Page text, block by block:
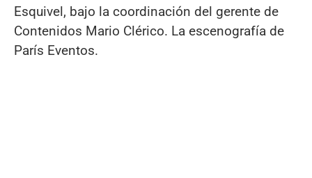
Esquivel, bajo la coordinación del gerente de
Contenidos Mario Clérico. La escenografía de
París Eventos.